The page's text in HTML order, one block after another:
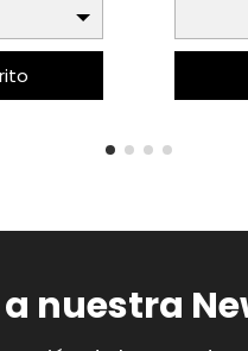
a nuestra